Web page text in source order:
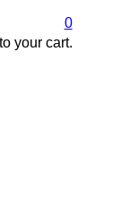
0
your cart.